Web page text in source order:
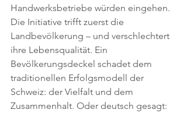
Handwerksbetriebe würden eingehen.
Die Initiative trifft zuerst die
Landbevölkerung – und verschlechtert
ihre Lebensqualität. Ein
Bevölkerungsdeckel schadet dem
traditionellen Erfolgsmodell der
Schweiz: der Vielfalt und dem
Zusammenhalt. Oder deutsch gesagt: